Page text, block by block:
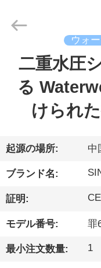
ダ
ク
ト
シ
2010
International
Industry
ウォ
二重水圧
る
けられ
起源の場所: 中
ブランド名:
証明:
モデル番号: 罪
最小注文数量: 1